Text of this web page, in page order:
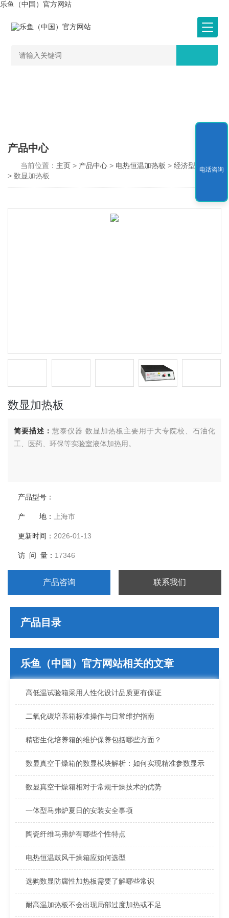
乐鱼（中国）官方网站
产品中心
当前位置： 主页> 产品中心 > 电热恒温加热板 >经济型（铁）
> 数显加热板
数显加热板
简要描述：慧泰仪器 数显加热板主要用于大专院校、石油化
工、医药、环保等实验室液体加热用。
产品型号：
产 地：上海市
更新时间：2026-01-13
访 问 量： 17346
产品咨询 联系我们
产品目录
乐鱼（中国）官方网站相关的文章
高低温试验箱采用人性化设计品质更有保证
二氧化碳培养箱标准操作与日常维护指南
精密生化培养箱的维护保养包括哪些方面？
数显真空干燥箱的数显模块解析：如何实现精准参数显示
数显真空干燥箱相对于常规干燥技术的优势
一体型马弗炉夏日的安装安全事项
陶瓷纤维马弗炉有哪些个性特点
电热恒温鼓风干燥箱应如何选型
选购数显防腐性加热板需要了解哪些常识
耐高温加热板不会出现局部过度加热或不足
电话咨询